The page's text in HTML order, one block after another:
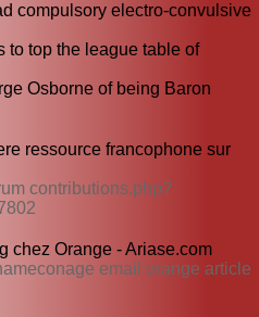
compulsory electro-convulsive
to top the league table of
Osborne of being Baron
ressource francophone sur
contributions.php?
chez Orange - Ariase.com
email orange article